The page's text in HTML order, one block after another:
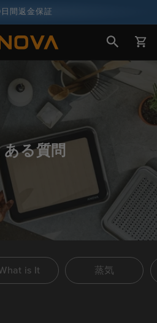
間返金保証
以上の料理人
ー
ある質問
is It 蒸気